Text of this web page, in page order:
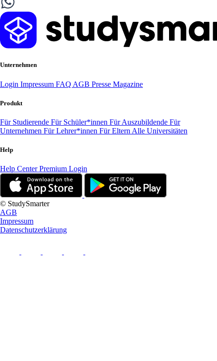
Unternehmen
Login Impressum FAQ AGB Presse Magazine
Produkt
Für Studierende Für Schüler*innen Für Auszubildende Für
Unternehmen Für Lehrer*innen Für Eltern Alle Universitäten
Help
Help CenterPremium Login
© StudySmarter
AGB
Impressum
Datenschutzerklärung